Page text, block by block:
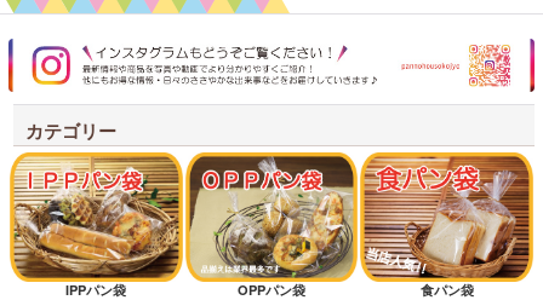
オリジナルアイテム
ワックスペーパー
耐油紙袋商品
シンプルテイスト
クラフトテイスト
カテゴリー
IPPパン袋 OPPパン袋 食パン袋